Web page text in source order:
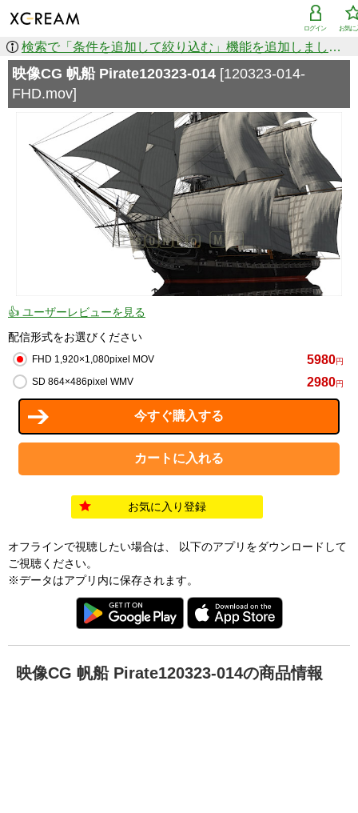
お気に
ログイン
検索で「条件を追加して絞り込む」機能を追加しました！
映像CG 帆船 Pirate120323-014 [120323-014-
FHD.mov]
👍 ユーザーレビューを見る
配信形式をお選びください
FHD 1,920×1,080pixel MOV 5980円
SD 864×486pixel WMV 2980円
お気に入り登録
オフラインで視聴したい場合は、 以下のアプリをダウンロードして
ご視聴ください。
※データはアプリ内に保存されます。
映像CG 帆船 Pirate120323-014の商品情報